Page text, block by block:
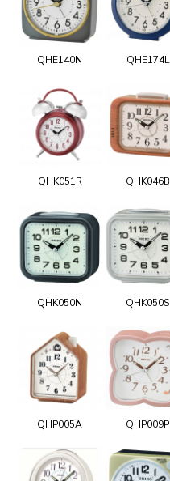
QHE140N QHE174L
QHK051R QHK046B
QHK050N QHK050S
QHP005A QHP009P